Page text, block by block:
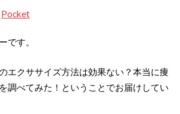
Pocket
です。
エクササイズ方法は効果ない？本当に痩
調べてみた！ということでお届けしてい